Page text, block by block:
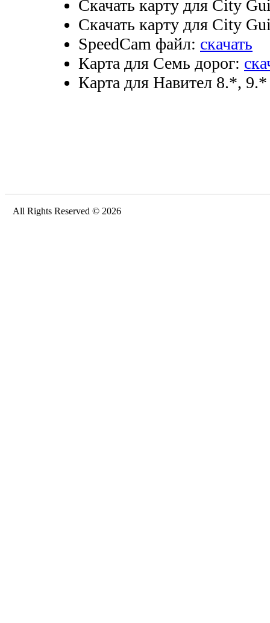
Скачать карту для City
Скачать карту для City
SpeedCam файл: скачать
Карта для Семь дорог:
Карта для Навител 8.*,
All Rights Reserved © 2026